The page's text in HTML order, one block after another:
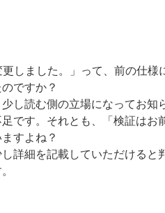
更しました。」って、前の仕様
ですか？
し読む側の立場になってお知
です。それとも、「検証はお
すよね？
詳細を記載していただけると